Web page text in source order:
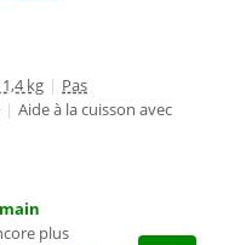
kg | Pas
| Aide à la cuisson avec
plus